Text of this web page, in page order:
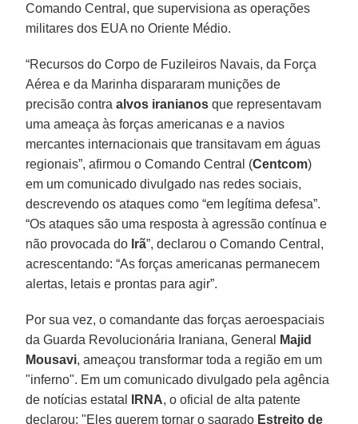
Comando Central, que supervisiona as operações
militares dos EUA no Oriente Médio.
“Recursos do Corpo de Fuzileiros Navais, da Força
Aérea e da Marinha dispararam munições de
precisão contra alvos iranianos que representavam
uma ameaça às forças americanas e a navios
mercantes internacionais que transitavam em águas
regionais”, afirmou o Comando Central (Centcom)
em um comunicado divulgado nas redes sociais,
descrevendo os ataques como “em legítima defesa”.
“Os ataques são uma resposta à agressão contínua e
não provocada do Irã”, declarou o Comando Central,
acrescentando: “As forças americanas permanecem
alertas, letais e prontas para agir”.
Por sua vez, o comandante das forças aeroespaciais
da Guarda Revolucionária Iraniana, General
Majid
Mousavi, ameaçou transformar toda a região em um
"inferno". Em um comunicado divulgado pela agência
de notícias estatal
IRNA, o oficial de alta patente
declarou: "Eles querem tornar o sagrado Estreito de